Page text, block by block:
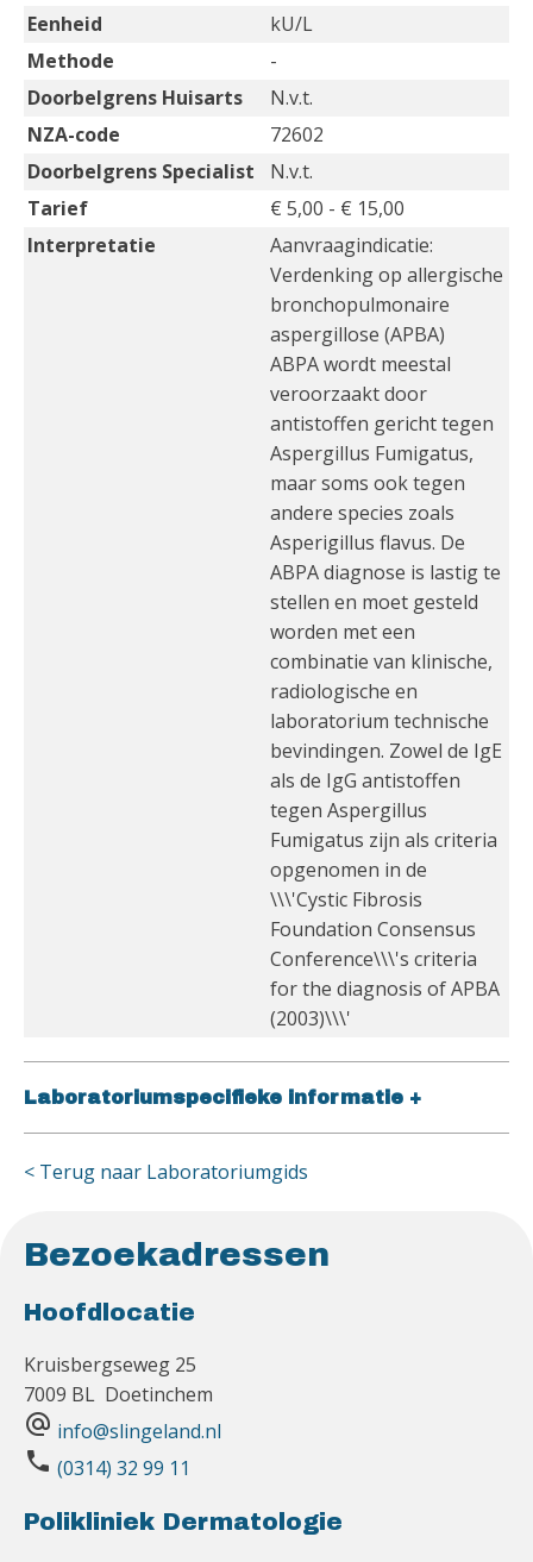
Eenheid
kU/L
Methode
-
Doorbelgrens Huisarts
N.v.t.
NZA-code
72602
Doorbelgrens Specialist
N.v.t.
Tarief
€ 5,00 - € 15,00
Interpretatie
Aanvraagindicatie:
Verdenking op allergische
bronchopulmonaire
aspergillose (APBA)
ABPA wordt meestal
veroorzaakt door
antistoffen gericht tegen
Aspergillus Fumigatus,
maar soms ook tegen
andere species zoals
Asperigillus flavus. De
ABPA diagnose is lastig te
stellen en moet gesteld
worden met een
combinatie van klinische,
radiologische en
laboratorium technische
bevindingen. Zowel de IgE
als de IgG antistoffen
tegen Aspergillus
Fumigatus zijn als criteria
opgenomen in de
\\\'Cystic Fibrosis
Foundation Consensus
Conference\\\'s criteria
for the diagnosis of APBA
(2003)\\\'
Laboratoriumspecifieke informatie +
< Terug naar Laboratoriumgids
Bezoekadressen
Hoofdlocatie
Kruisbergseweg 25
7009 BL Doetinchem
alternate_email info@slingeland.nl
phone (0314) 32 99 11
Polikliniek Dermatologie